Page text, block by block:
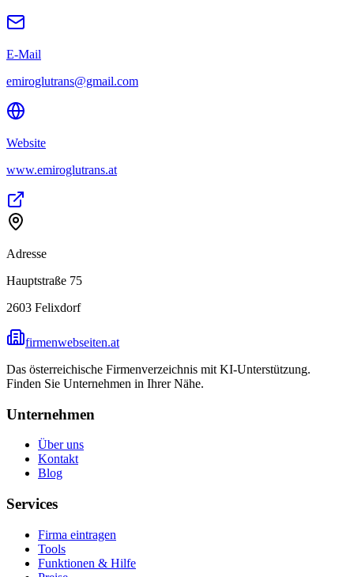
E-Mail
emiroglutrans@gmail.com
Website
www.emiroglutrans.at
Adresse
Hauptstraße 75
2603 Felixdorf
firmenwebseiten.at
Das österreichische Firmenverzeichnis mit KI-Unterstützung.
Finden Sie Unternehmen in Ihrer Nähe.
Unternehmen
Über uns
Kontakt
Blog
Services
Firma eintragen
Tools
Funktionen & Hilfe